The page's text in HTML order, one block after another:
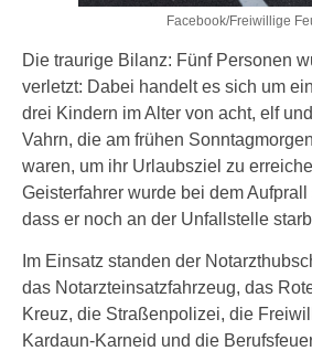
Facebook/Freiwillige
Die traurige Bilanz: Fünf Personen
verletzt: Dabei handelt es sich um
drei Kindern im Alter von acht, elf
Vahrn, die am frühen
waren, um ihr Urlaubsziel zu
Geisterfahrer wurde bei dem
dass er noch an der Unfallstelle
Im Einsatz standen der
das Notarzteinsatzfahrzeug, das
Kreuz, die Straßenpolizei, die
Kardaun-Karneid und die